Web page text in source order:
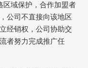
区域保护，合作加盟者
公司不直接向该地区
经销权，公司协助交
者努力完成推广任